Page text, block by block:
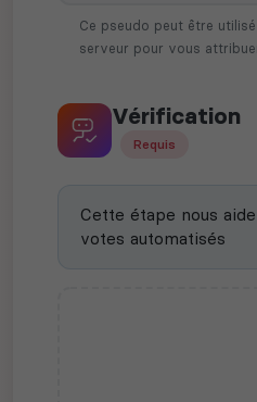
Ce pseudo peut être
serveur pour vous
Vérification
Requis
Cette étape nous
votes automatisés